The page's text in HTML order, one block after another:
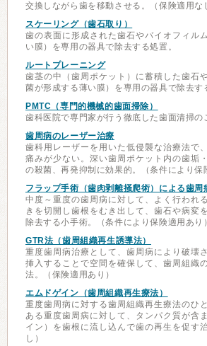
交換しながら歯を移動させる。（保険適用な
スケーリング（歯石取り）
歯の表面に形成された歯石やバイオフィル
い膜）を専用の器具で除去する処置。
ルートプレーニング
歯茎の中（歯周ポケット）に蓄積した歯石
菌が形成する薄い膜）を専用の器具で除去す
PMTC（専門的機械的歯面掃除）
歯科医院で専門家が行う徹底した歯面清掃の
歯周病のレーザー治療
歯科用レーザーを用いた低侵襲な治療法で
痛みが少ない。深い歯周ポケット内の歯垢
の殺菌、再発抑制に効果的。（条件により保
フラップ手術（歯肉剥離掻爬術）による歯周
中度～重度の歯周病に対して、よく行われ
きを切開し歯根をむき出して、歯石や病変
除去する小手術。（条件により保険適用あり）
GTR法（歯周組織再生誘導法）
重度歯周病治療として、歯周病により破壊
挿入することで空間を確保して、歯周組織
法。（保険適用あり）
エムドゲイン（歯周組織再生療法）
重度歯周病に対する歯周組織再生療法のひ
ある重度歯周病に対して、タンパク質が含
イン）を歯根に流し込んで歯の再生を促す
し）